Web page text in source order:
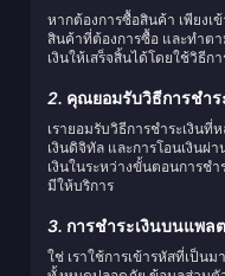
หากต้องการซื้อสินค้า เพียง
สินค้าที่ต้องการซื้อ และทำต
เงินให้เสร็จสิ้นได้โดยใช้วิธีก
2. คุณยอมรับวิธีการชำร
เรายอมรับวิธีการชำระเงินที่
เงินดิจิทัล และการโอนเงินผ่
เงินในระหว่างขั้นตอนการชำ
มีให้บริการ
3. การชำระเงินบนแพ
ใช่ เราใช้การเข้ารหัสที่เป็น